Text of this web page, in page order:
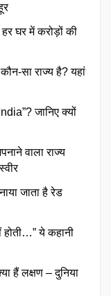
घर में करोड़ों की
सा राज्य है? यहां
जानिए क्यों
वाला राज्य
जाता है रेड
ये कहानी
हैं लक्षण – दुनिया